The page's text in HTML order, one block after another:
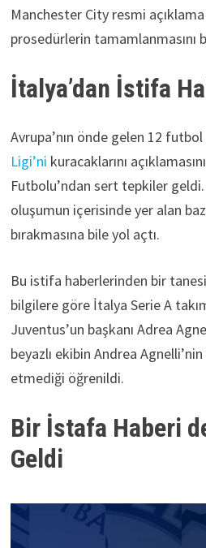
Manchester City resmi
prosedürlerin tamamlanmasını
İtalya’dan İstifa
Avrupa’nın önde gelen 12
Ligi’ni kuracaklarını
Futbolu’ndan sert tepkiler
oluşumun içerisinde yer alan
bırakmasına bile yol açtı.
Bu istifa haberlerinden bir
bilgilere göre İtalya Serie A
Juventus’un başkanı Adrea
beyazlı ekibin Andrea
etmediği öğrenildi.
Bir İstafa Haberi
Geldi